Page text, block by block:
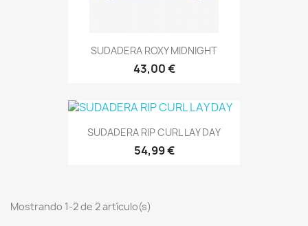
SUDADERA ROXY MIDNIGHT
43,00 €
SUDADERA RIP CURL LAY DAY
54,99 €
Mostrando 1-2 de 2 artículo(s)